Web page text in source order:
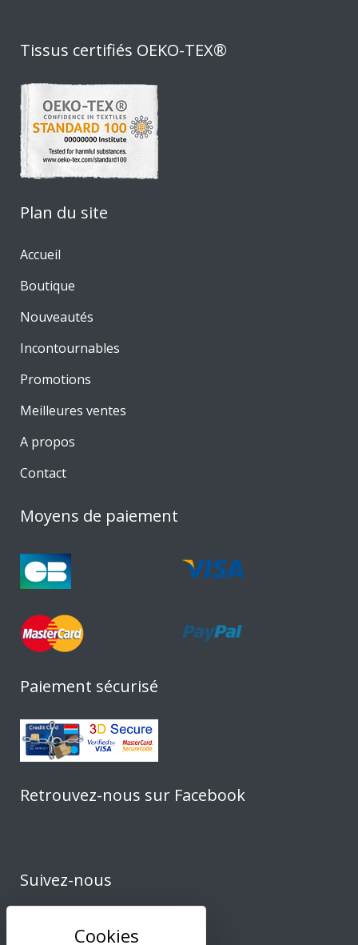
Tissus certifiés OEKO-TEX®
Plan du site
Accueil
Boutique
Nouveautés
Incontournables
Promotions
Meilleures ventes
A propos
Contact
Moyens de paiement
Paiement sécurisé
Retrouvez-nous sur Facebook
Suivez-nous